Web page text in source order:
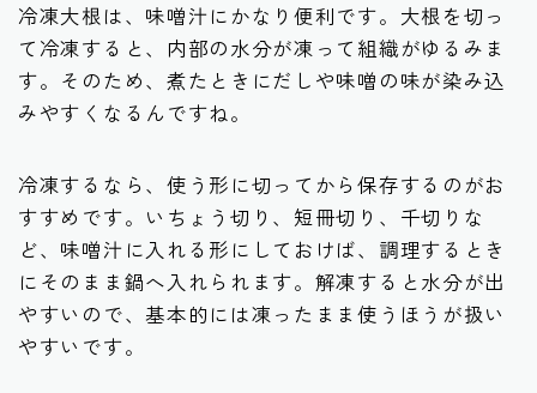
冷凍大根は、味噌汁にかなり便利です。大根を切っ
て冷凍すると、内部の水分が凍って組織がゆるみま
す。そのため、煮たときにだしや味噌の味が染み込
みやすくなるんですね。
冷凍するなら、使う形に切ってから保存するのがお
すすめです。いちょう切り、短冊切り、千切りな
ど、味噌汁に入れる形にしておけば、調理するとき
にそのまま鍋へ入れられます。解凍すると水分が出
やすいので、基本的には凍ったまま使うほうが扱い
やすいです。